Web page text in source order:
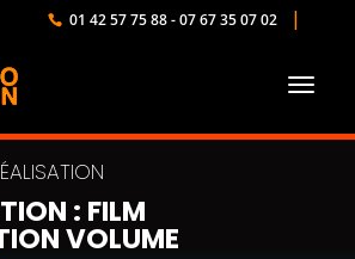
01 42 57 75 88 - 07 67 35 07 02
: FILM
VOLUME